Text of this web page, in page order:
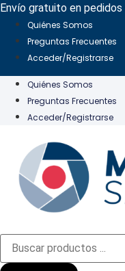
Ir
contenido
Envío gratuito en
Quiénes Somos
Preguntas Frecuentes
Acceder/Registrarse
Quiénes Somos
Preguntas Frecuentes
Acceder/Registrarse
Búsqueda
productos